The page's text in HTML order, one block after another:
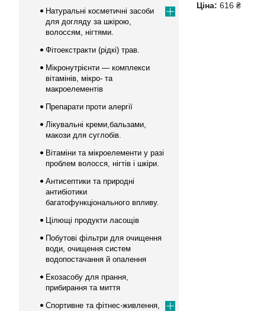
Ціна: 616 ₴
Натуральні косметичні засоби
для догляду за шкірою,
волоссям, нігтями.
Фітоекстракти (рідкі) трав.
Мікронутрієнти — комплекси
вітамінів, мікро- та
макроелементів
Препарати проти алергії
Лікувальні креми,бальзами,
макози для суглобів.
Вітаміни та мікроелементи у разі
проблем волосся, нігтів і шкіри.
Антисептики та природні
антибіотики
багатофункціонального впливу.
Цілющі продукти ласощів
Побутові фільтри для очищення
води, очищення систем
водопостачання й опалення
Екозасобу для прання,
прибирання та миття
Спортивне та фітнес-живлення,